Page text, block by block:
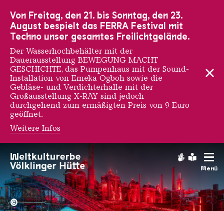
Menü
Hochofengruppe in Rot
Copyright:
©
Von Freitag, den 21. bis Sonntag, den 23.
August bespielt das FERRA Festival mit
Techno unser gesamtes Freilichtgelände.
Der Wasserhochbehälter mit der
Dauerausstellung BEWEGUNG MACHT
GESCHICHTE, das Pumpenhaus mit der Sound-
Installation von Emeka Ogboh sowie die
Gebläse- und Verdichterhalle mit der
Großausstellung X-RAY sind jedoch
durchgehend zum ermäßigten Preis von 9 Euro
geöffnet.
Weitere Infos